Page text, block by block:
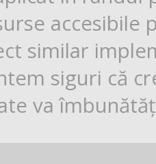
similar
siguri că
va